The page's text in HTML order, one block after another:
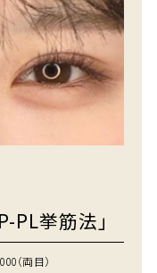
PL挙筋法」
（両目）